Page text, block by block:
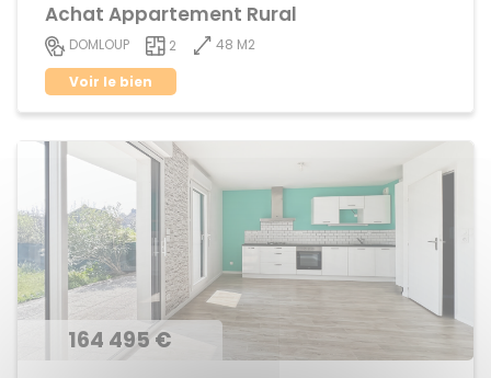
Achat Appartement Rural
DOMLOUP 2
48 M2
Voir le bien
164 495 €